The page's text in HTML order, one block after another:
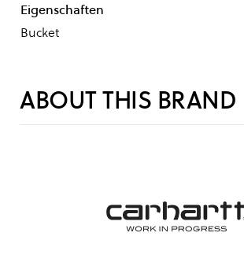
Eigenschaften
Bucket
ABOUT THIS BRAND